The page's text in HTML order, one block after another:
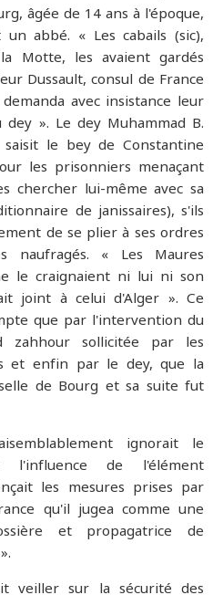
âgée de 14 ans à l'époque,
abbé. « Les cabails (sic),
Motte, les avaient gardés
Dussault, consul de France
avec insistance leur
». Le dey Muhammad B.
saisit le bey de Constantine
les prisonniers menaçant
chercher lui-même avec sa
de janissaires), s'ils
de se plier à ses ordres
« Les Maures
le craignaient ni lui ni son
joint à celui d'Alger ». Ce
que par l'intervention du
zahhour sollicitée par les
et enfin par le dey, que la
de Bourg et sa suite fut
ignorait le
de l'élément
les mesures prises par
qu'il jugea comme une
et propagatrice de
veiller sur la sécurité des